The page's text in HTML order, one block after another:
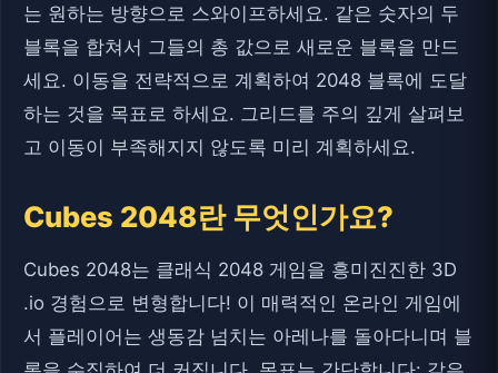
는 원하는 방향으로 스와이프하세요. 같은 숫자의 두
블록을 합쳐서 그들의 총 값으로 새로운 블록을 만드
세요. 이동을 전략적으로 계획하여 2048 블록에 도달
하는 것을 목표로 하세요. 그리드를 주의 깊게 살펴보
고 이동이 부족해지지 않도록 미리 계획하세요.
Cubes 2048란 무엇인가요?
Cubes 2048는 클래식 2048 게임을 흥미진진한 3D
.io 경험으로 변형합니다! 이 매력적인 온라인 게임에
서 플레이어는 생동감 넘치는 아레나를 돌아다니며 블